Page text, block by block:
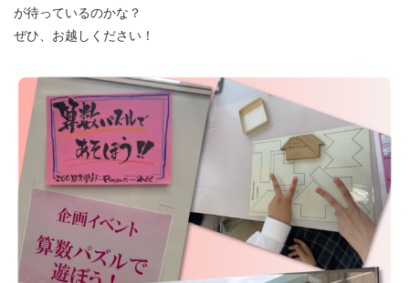
が待っているのかな？
ぜひ、お越しください！